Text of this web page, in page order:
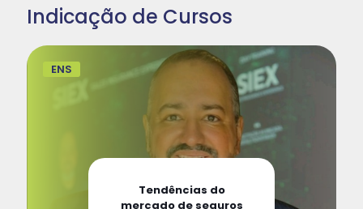
Indicação de Cursos
ENS
Tendências do
mercado de seguros